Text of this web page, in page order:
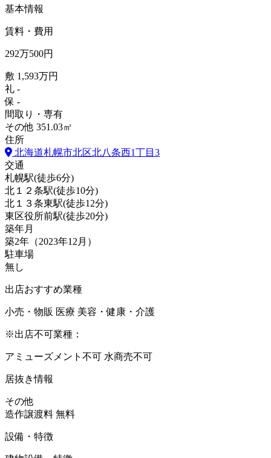
基本情報
賃料・費用
292万500円
敷 1,593万円
礼 -
保 -
間取り・専有
その他 351.03㎡
住所
北海道札幌市北区北八条西1丁目3
交通
札幌駅(徒歩6分)
北１２条駅(徒歩10分)
北１３条東駅(徒歩12分)
東区役所前駅(徒歩20分)
築年月
築2年（2023年12月）
駐車場
無し
出店おすすめ業種
小売・物販 医療 美容・健康・介護
※出店不可業種：
アミューズメント不可 水商売不可
居抜き情報
その他
造作譲渡料 無料
設備・特徴